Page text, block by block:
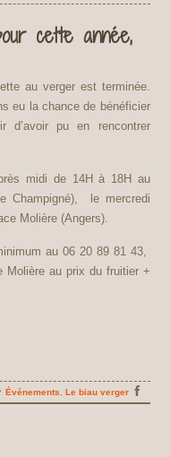
cette année,
au verger est terminée.
eu la chance de bénéficier
d’avoir pu en rencontrer
midi de 14H à 18H au
Champigné), le mercredi
Molière (Angers).
au 06 20 89 81 43,
Molière au prix du fruitier +
Événements, Le biau verger